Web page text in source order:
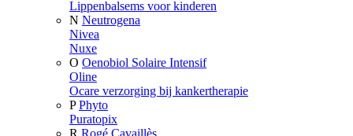
Lippenbalsems voor kinderen
N Neutrogena
Nivea
Nuxe
O Oenobiol Solaire Intensif
Oline
Ocare verzorging bij kankertherapie
P Phyto
Puratopix